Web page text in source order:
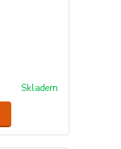
Skladem